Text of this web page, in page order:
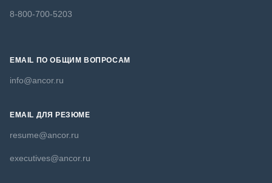
8-800-700-5203
EMAIL ПО ОБЩИМ ВОПРОСАМ
info@ancor.ru
EMAIL ДЛЯ РЕЗЮМЕ
resume@ancor.ru
executives@ancor.ru